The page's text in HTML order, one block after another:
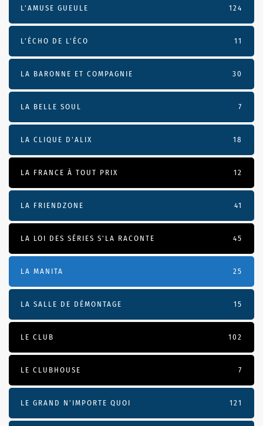
L'AMUSE GUEULE 124
L’ÉCHO DE L’ÉCO 11
LA BARONNE ET COMPAGNIE 30
LA BELLE SOUL 7
LA CLIQUE D'ALIX 18
LA FRANCE À TOUT PRIX 12
LA FRIENDZONE 41
LA LOI DES SÉRIES S'LA RACONTE 45
LA MANITA 25
LA SALLE DE DÉMONTAGE 15
LE CLUB 102
LE CLUBHOUSE 7
LE GRAND N’IMPORTE QUOI 121